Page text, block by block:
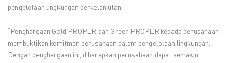
pengelolaan lingkungan berkelanjutan.
“Penghargaan Gold PROPER dan Green PROPER kepada perusahaan
membuktikan komitmen perusahaan dalam pengelolaan lingkungan.
Dengan penghargaan ini, diharapkan perusahaan dapat semakin